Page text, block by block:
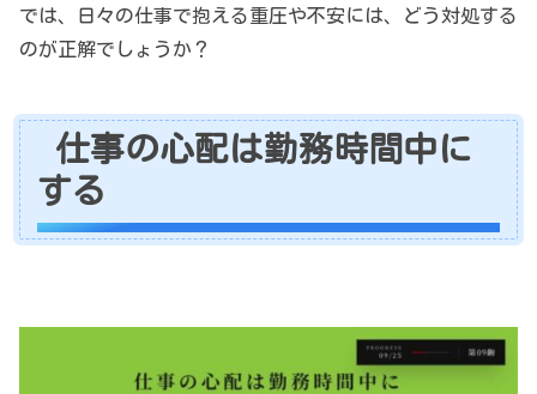
では、日々の仕事で抱える重圧や不安には、どう対処する
のが正解でしょうか？
仕事の心配は勤務時間中に
する